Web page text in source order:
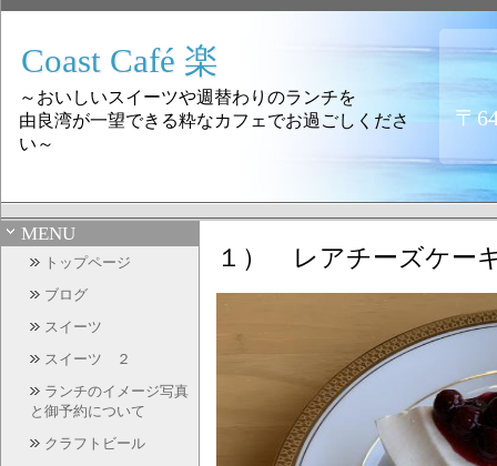
Coast Café 楽
～おいしいスイーツや週替わりのランチを
由良湾が一望できる粋なカフェでお過ごしくださ
い～
〒
MENU
トップページ
ブログ
スイーツ
スイーツ ２
ランチのイメージ写真
と御予約について
クラフトビール
１） レアチーズケー